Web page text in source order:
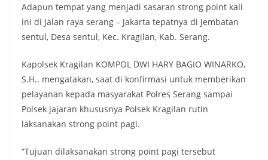
Adapun tempat yang menjadi sasaran strong point kali
ini di Jalan raya serang – Jakarta tepatnya di Jembatan
sentul, Desa sentul, Kec. Kragilan, Kab. Serang.
Kapolsek Kragilan KOMPOL DWI HARY BAGIO WINARKO,
S.H.. mengatakan, saat di konfirmasi untuk memberikan
pelayanan kepada masyarakat Polres Serang sampai
Polsek jajaran khususnya Polsek Kragilan rutin
laksanakan strong point pagi.
”Tujuan dilaksanakan strong point pagi tersebut